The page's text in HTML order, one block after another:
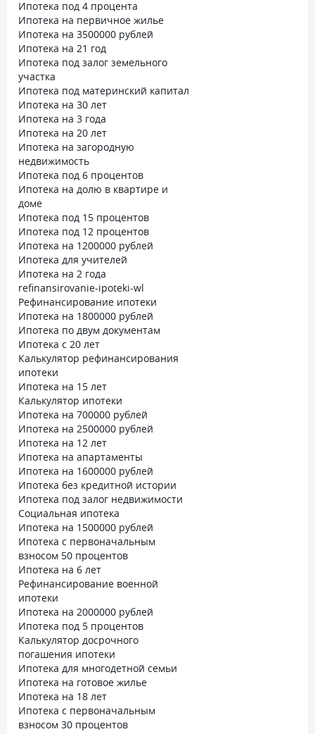
Ипотека под 4 процента
Ипотека на первичное жилье
Ипотека на 3500000 рублей
Ипотека на 21 год
Ипотека под залог земельного
участка
Ипотека под материнский капитал
Ипотека на 30 лет
Ипотека на 3 года
Ипотека на 20 лет
Ипотека на загородную
недвижимость
Ипотека под 6 процентов
Ипотека на долю в квартире и
доме
Ипотека под 15 процентов
Ипотека под 12 процентов
Ипотека на 1200000 рублей
Ипотека для учителей
Ипотека на 2 года
refinansirovanie-ipoteki-wl
Рефинансирование ипотеки
Ипотека на 1800000 рублей
Ипотека по двум документам
Ипотека с 20 лет
Калькулятор рефинансирования
ипотеки
Ипотека на 15 лет
Калькулятор ипотеки
Ипотека на 700000 рублей
Ипотека на 2500000 рублей
Ипотека на 12 лет
Ипотека на апартаменты
Ипотека на 1600000 рублей
Ипотека без кредитной истории
Ипотека под залог недвижимости
Социальная ипотека
Ипотека на 1500000 рублей
Ипотека с первоначальным
взносом 50 процентов
Ипотека на 6 лет
Рефинансирование военной
ипотеки
Ипотека на 2000000 рублей
Ипотека под 5 процентов
Калькулятор досрочного
погашения ипотеки
Ипотека для многодетной семьи
Ипотека на готовое жилье
Ипотека на 18 лет
Ипотека с первоначальным
взносом 30 процентов